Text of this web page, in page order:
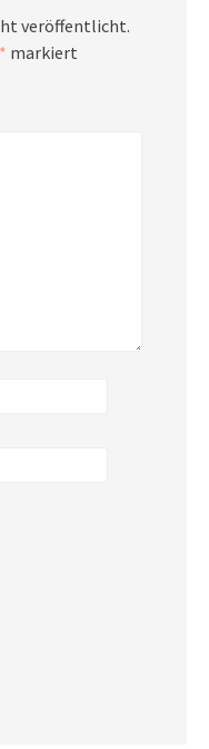
veröffentlicht.
* markiert